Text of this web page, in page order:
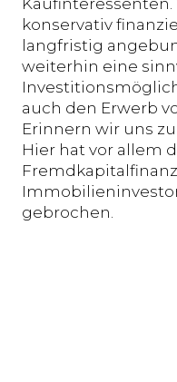
konservativ
langfristig
weiterhin eine
auch den Erwerb
Erinnern wir uns
Hier hat vor allem
gebrochen.